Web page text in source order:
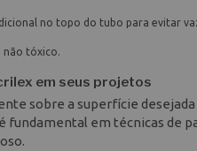
no topo do tubo para evitar
não tóxico.
em seus projetos
sobre a superfície
fundamental em técnicas de